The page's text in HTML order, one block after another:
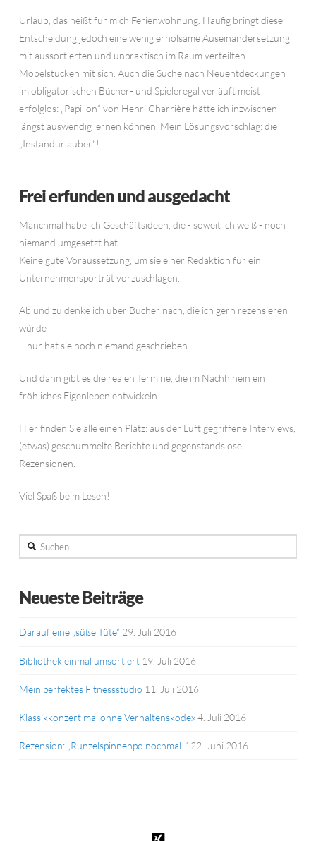
Urlaub, das heißt für mich Ferienwohnung. Häufig bringt diese
Entscheidung jedoch eine wenig erholsame Auseinandersetzung
mit aussortierten und unpraktisch im Raum verteilten
Möbelstücken mit sich. Auch die Suche nach Neuentdeckungen
im obligatorischen Bücher- und Spieleregal verläuft meist
erfolglos: „Papillon“ von Henri Charrière hätte ich inzwischen
längst auswendig lernen können. Mein Lösungsvorschlag: die
„Instandurlauber“!
Frei erfunden und ausgedacht
Manchmal habe ich Geschäftsideen, die - soweit ich weiß - noch
niemand umgesetzt hat.
Keine gute Voraussetzung, um sie einer Redaktion für ein
Unternehmensporträt vorzuschlagen.
Ab und zu denke ich über Bücher nach, die ich gern rezensieren
würde
– nur hat sie noch niemand geschrieben.
Und dann gibt es die realen Termine, die im Nachhinein ein
fröhliches Eigenleben entwickeln...
Hier finden Sie alle einen Platz: aus der Luft gegriffene Interviews,
(etwas) geschummelte Berichte und gegenstandslose
Rezensionen.
Viel Spaß beim Lesen!
Suchen
Neueste Beiträge
Darauf eine „süße Tüte“ 29. Juli 2016
Bibliothek einmal umsortiert 19. Juli 2016
Mein perfektes Fitnessstudio 11. Juli 2016
Klassikkonzert mal ohne Verhaltenskodex4. Juli 2016
Rezension: „Runzelspinnenpo nochmal!“ 22. Juni 2016